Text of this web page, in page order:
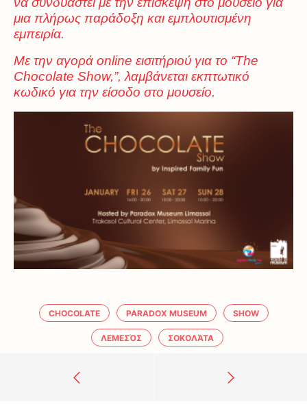
μια πλήρως παράδοξη και εμπλουτισμένη
εμπειρία.
Με την αγορά online εισιτήριού για το “The
Chocolate Show,”, λαμβάνεται εκπτωτικό
κωδικό για την είσοδο στο μουσείο.
CHOCOLATE PARADOX MUSEUM SHOW
ΛΕΜΕΣΌΣ ΣΟΚΟΛΆΤΑ